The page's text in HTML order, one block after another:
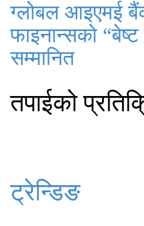
ग्लोबल आइएमई
फाइनान्सको
सम्मानित
तपाईको
ट्रेन्डिङ